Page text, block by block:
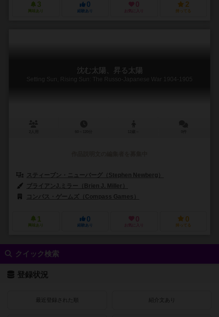
3
興味あり
0
経験あり
0
お気に入り
2
持ってる
沈む太陽、昇る太陽
Setting Sun, Rising Sun: The Russo-Japanese War 1904-1905
スティーブン・ニューバーグ（Stephen Newberg）
ブライアンJ.ミラー（Brien J. Miller）
コンパス・ゲームズ（Compass Games）
1
興味あり
0
経験あり
0
お気に入り
0
持ってる
クイック検索
登録状況
最近登録された順 紹介文あり